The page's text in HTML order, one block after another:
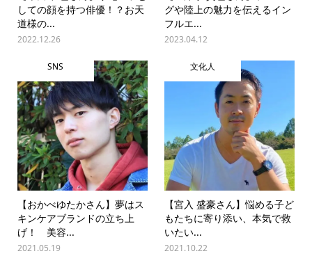
しての顔を持つ俳優！？お天
道様の...
2022.12.26
グや陸上の魅力を伝えるイン
フルエ...
2023.04.12
SNS
【おかべゆたかさん】夢はス
キンケアブランドの立ち上
げ！ 美容...
2021.05.19
文化人
【宮入 盛豪さん】悩める子ど
もたちに寄り添い、本気で救
いたい...
2021.10.22